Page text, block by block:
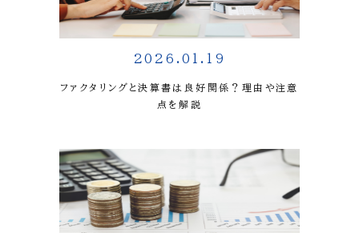
2026.01.19
ファクタリングと決算書は良好関係？理由や注意
点を解説